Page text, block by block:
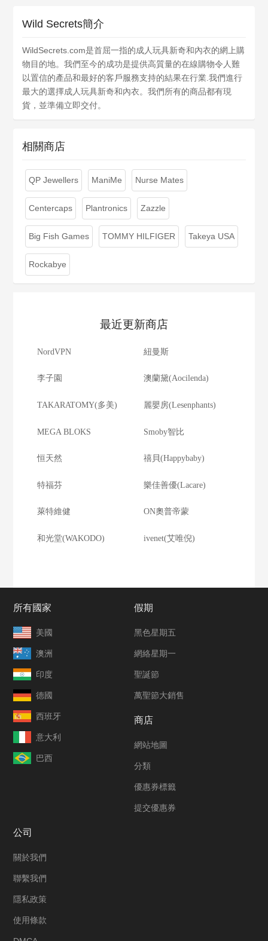
Wild Secrets簡介
WildSecrets.com是首屈一指的成人玩具新奇和內衣的網上購
物目的地。我們至今的成功是提供高質量的在線購物令人難
以置信的產品和最好的客戶服務支持的結果在行業.我們進行
最大的選擇成人玩具新奇和內衣。我們所有的商品都有現
貨，並準備立即交付。
相關商店
QP Jewellers ManiMe Nurse Mates
Centercaps Plantronics Zazzle
Big Fish Games TOMMY HILFIGER Takeya USA
Rockabye
最近更新商店
NordVPN 紐曼斯
李子園 澳蘭黛(Aocilenda)
TAKARATOMY(多美) 麗嬰房(Lesenphants)
MEGA BLOKS Smoby智比
恒天然 禧貝(Happybaby)
特福芬 樂佳善優(Lacare)
萊特維健 ON奧普帝蒙
和光堂(WAKODO) ivenet(艾唯倪)
所有國家
美國
澳洲
印度
德國
西班牙
意大利
巴西
假期
黑色星期五
網絡星期一
聖誕節
萬聖節大銷售
商店
網站地圖
分類
優惠券標籤
提交優惠券
公司
關於我們
聯繫我們
隱私政策
使用條款